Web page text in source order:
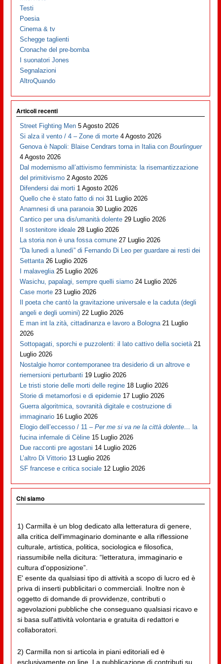
Testi
Poesia
Cinema & tv
Schegge taglienti
Cronache del pre-bomba
I suonatori Jones
Segnalazioni
AltroQuando
Articoli recenti
Street Fighting Men 5 Agosto 2026
Si alza il vento / 4 – Zone di morte 4 Agosto 2026
Genova è Napoli: Blaise Cendrars torna in Italia conBourlinguer
4 Agosto 2026
Dal modernismo all’attivismo femminista: la risemantizzazione
del primitivismo 2 Agosto 2026
Difendersi dai morti 1 Agosto 2026
Quello che è stato fatto di noi 31 Luglio 2026
Anamnesi di una paranoia 30 Luglio 2026
Cantico per una dis/umanità dolente 29 Luglio 2026
Il sostenitore ideale 28 Luglio 2026
La storia non è una fossa comune 27 Luglio 2026
“Da lunedì a lunedì” di Fernando Di Leo per guardare ai resti dei
Settanta 26 Luglio 2026
I malaveglia 25 Luglio 2026
Wasichu, papalagi, sempre quelli siamo 24 Luglio 2026
Case morte 23 Luglio 2026
Il poeta che cantò la gravitazione universale e la caduta (degli
angeli e degli uomini) 22 Luglio 2026
E man int la zità, cittadinanza e lavoro a Bologna 21 Luglio
2026
Sottopagati, sporchi e puzzolenti: il lato cattivo della società 21
Luglio 2026
Nostalgie horror contemporanee tra desiderio di un altrove e
riemersioni perturbanti 19 Luglio 2026
Le tristi storie delle morti delle regine 18 Luglio 2026
Storie di metamorfosi e di epidemie 17 Luglio 2026
Guerra algoritmica, sovranità digitale e costruzione di
immaginario 16 Luglio 2026
Elogio dell’eccesso / 11 –Per me si va ne la città dolente… la
fucina infernale di Cèline 15 Luglio 2026
Due racconti pre agostani 14 Luglio 2026
L’altro Di Vittorio 13 Luglio 2026
SF francese e critica sociale 12 Luglio 2026
Chi siamo
1) Carmilla è un blog dedicato alla letteratura di genere,
alla critica dell'immaginario dominante e alla riflessione
culturale, artistica, politica, sociologica e filosofica,
riassumibile nella dicitura: “letteratura, immaginario e
cultura d'opposizione”.
E' esente da qualsiasi tipo di attività a scopo di lucro ed è
priva di inserti pubblicitari o commerciali. Inoltre non è
oggetto di domande di provvidenze, contributi o
agevolazioni pubbliche che conseguano qualsiasi ricavo e
si basa sull'attività volontaria e gratuita di redattori e
collaboratori.
2) Carmilla non si articola in piani editoriali ed è
esclusivamente on line. La pubblicazione di contributi su